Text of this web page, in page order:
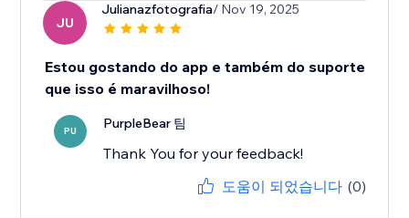
JU
Julianazfotografia/ Nov 19, 2025
Estou gostando do app e também do suporte
que isso é maravilhoso!
PU PurpleBear 팀
Thank You for your feedback!
도움이 되었습니다 (0)